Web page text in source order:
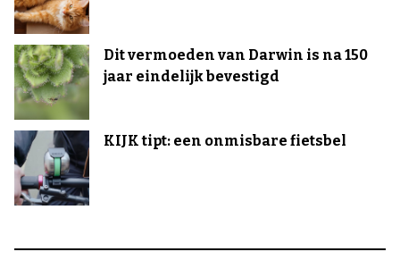
Dit vermoeden van Darwin is na 150
jaar eindelijk bevestigd
KIJK tipt: een onmisbare fietsbel